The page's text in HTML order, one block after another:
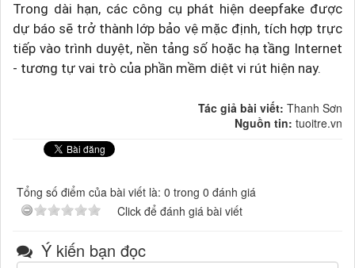
Trong dài hạn, các công cụ phát hiện deepfake được
dự báo sẽ trở thành lớp bảo vệ mặc định, tích hợp trực
tiếp vào trình duyệt, nền tảng số hoặc hạ tầng Internet
- tương tự vai trò của phần mềm diệt vi rút hiện nay.
Tác giả bài viết: Thanh Sơn
Nguồn tin: tuoitre.vn
Tổng số điểm của bài viết là: 0 trong 0 đánh giá
Click để đánh giá bài viết
Ý kiến bạn đọc